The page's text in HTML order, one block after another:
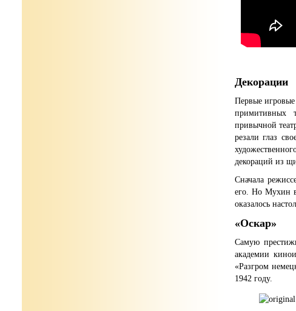
Декорации
Первые
примитивных
привычной
резали глаз
декораций из
Сначала
его. Но Мухин
оказалось
«Оскар»
Самую
академии
«Разгром
1942 году.